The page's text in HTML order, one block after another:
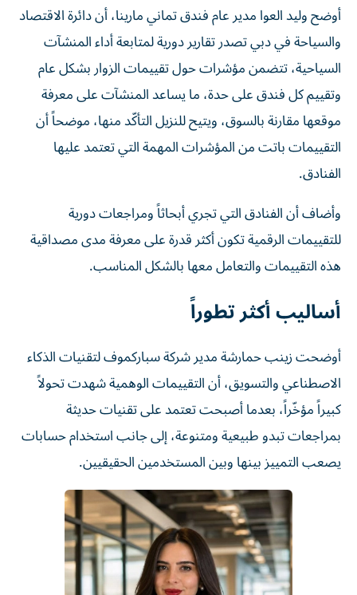
أوضح وليد العوا مدير عام فندق تماني مارينا، أن دائرة الاقتصاد
والسياحة في دبي تصدر تقارير دورية لمتابعة أداء المنشآت
السياحية، تتضمن مؤشرات حول تقييمات الزوار بشكل عام
وتقييم كل فندق على حدة، ما يساعد المنشآت على معرفة
موقعها مقارنة بالسوق، ويتيح للنزيل التأكّد منها، موضحاً أن
التقييمات باتت من المؤشرات المهمة التي تعتمد عليها
الفنادق.
وأضاف أن الفنادق التي تجري أبحاثاً ومراجعات دورية
للتقييمات الرقمية تكون أكثر قدرة على معرفة مدى مصداقية
هذه التقييمات والتعامل معها بالشكل المناسب.
أساليب أكثر تطوراً
أوضحت زينب حمارشة مدير شركة سباركموف لتقنيات الذكاء
الاصطناعي والتسويق، أن التقييمات الوهمية شهدت تحولاً
كبيراً مؤخّراً، بعدما أصبحت تعتمد على تقنيات حديثة
بمراجعات تبدو طبيعية ومتنوعة، إلى جانب استخدام حسابات
يصعب التمييز بينها وبين المستخدمين الحقيقيين.